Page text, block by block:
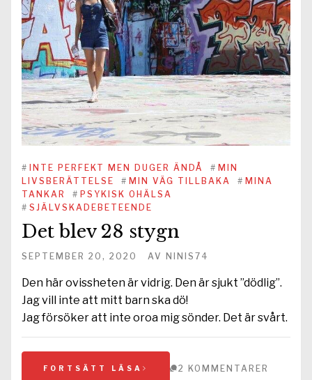
# INTE PERFEKT MEN DUGER ÄNDÅ # MIN
LIVSBERÄTTELSE
# MIN VÄG TILLBAKA # MINA
TANKAR
# PSYKISK OHÄLSA
# SJÄLVSKADEBETEENDE
Det blev 28 stygn
SEPTEMBER 20, 2020 AV NINIS74
Den här ovissheten är vidrig. Den är sjukt ”dödlig”.
Jag vill inte att mitt barn ska dö!
Jag försöker att inte oroa mig sönder. Det är svårt.
FORTSÄTT LÄSA 2 KOMMENTARER